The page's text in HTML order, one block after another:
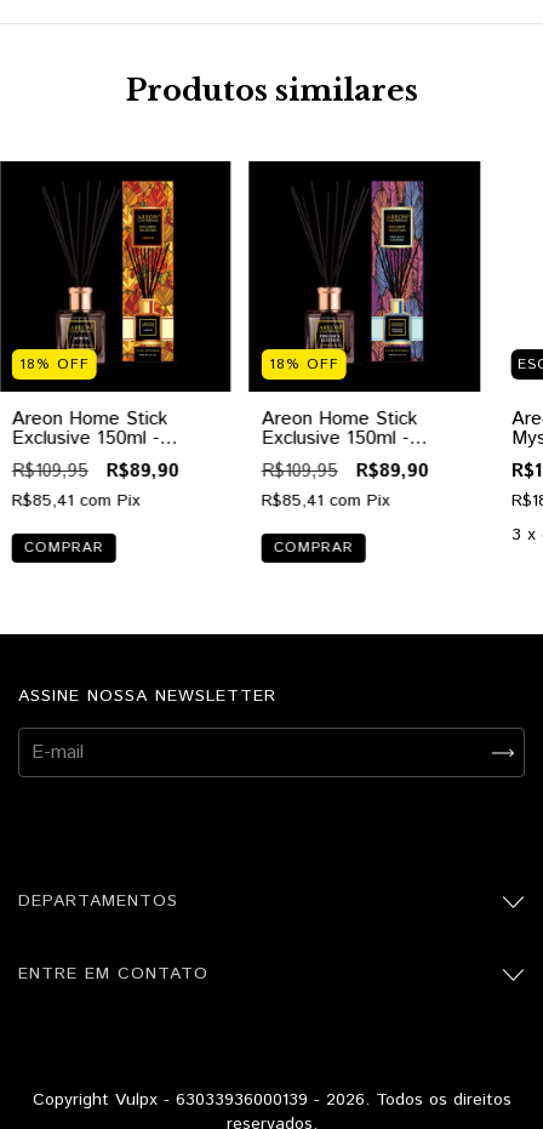
Produtos similares
18% OFF
Areon Home Stick
Exclusive 150ml -
Aurum
R$109,95 R$89,90
R$85,41 com Pix
18% OFF
Areon Home Stick
Exclusive 150ml -
Precious Leather
R$109,95 R$89,90
R$85,41 com Pix
3 x
ASSINE NOSSA NEWSLETTER
DEPARTAMENTOS
ENTRE EM CONTATO
Copyright Vulpx - 63033936000139 - 2026. Todos os direitos